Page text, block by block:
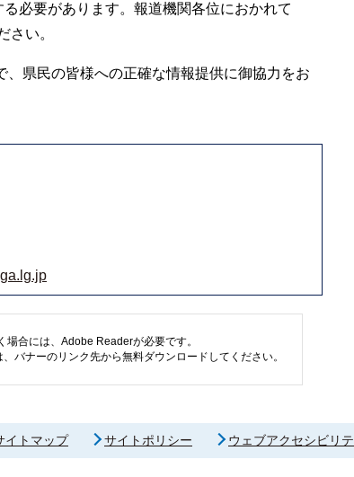
必要があります。報道機関各位におかれて
さい。
県民の皆様への正確な情報提供に御協力をお
合には、Adobe Readerが必要です。
バナーのリンク先から無料ダウンロードしてください。
イトマップ サイトポリシー ウェブアクセシビリ